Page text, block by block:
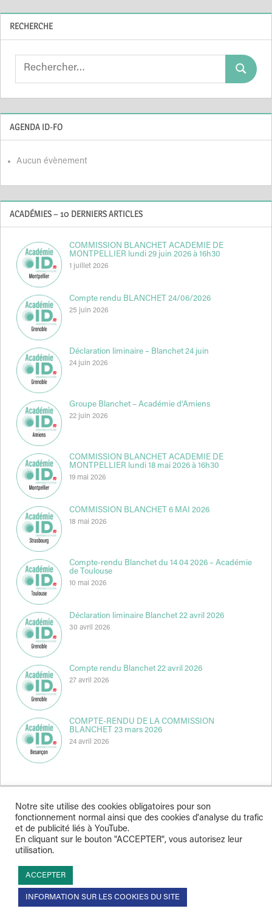
RECHERCHE
Search
Search
AGENDA ID-FO
Aucun évènement
ACADÉMIES – 10 DERNIERS ARTICLES
COMMISSION BLANCHET ACADEMIE DE
MONTPELLIER lundi 29 juin 2026 à 16h30
1 juillet 2026
Compte rendu BLANCHET 24/06/2026
25 juin 2026
Déclaration liminaire – Blanchet 24 juin
24 juin 2026
Groupe Blanchet – Académie d’Amiens
22 juin 2026
COMMISSION BLANCHET ACADEMIE DE
MONTPELLIER lundi 18 mai 2026 à 16h30
19 mai 2026
COMMISSION BLANCHET 6 MAI 2026
18 mai 2026
Compte-rendu Blanchet du 14 04 2026 – Académie
de Toulouse
10 mai 2026
Déclaration liminaire Blanchet 22 avril 2026
30 avril 2026
Compte rendu Blanchet 22 avril 2026
27 avril 2026
COMPTE-RENDU DE LA COMMISSION
BLANCHET 23 mars 2026
24 avril 2026
Indépendance & Direction © 2026
Notre site utilise des cookies obligatoires pour son
fonctionnement normal ainsi que des cookies d'analyse du trafic
et de publicité liés à YouTube.
En cliquant sur le bouton "ACCEPTER", vous autorisez leur
utilisation.
ACCEPTER
INFORMATION SUR LES COOKIES DU SITE